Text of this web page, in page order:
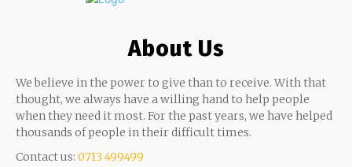
About Us
We believe in the power to give than to receive. With that
thought, we always have a willing hand to help people
when they need it most. For the past years, we have helped
thousands of people in their difficult times.
Contact us: 0713 499499